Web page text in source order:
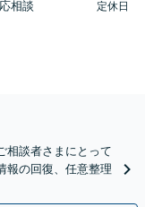
応相談
定休日
相談者さまにとって
報の回復、任意整理